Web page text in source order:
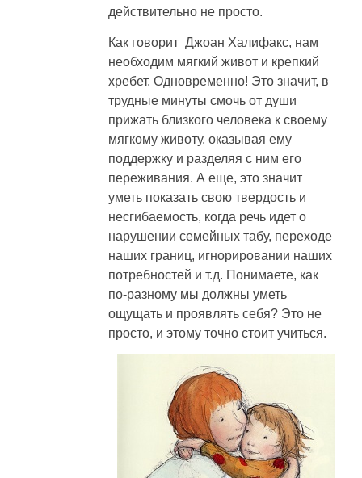
действительно не просто.
Как говорит Джоан Халифакс, нам
необходим мягкий живот и крепкий
хребет. Одновременно! Это значит, в
трудные минуты смочь от души
прижать близкого человека к своему
мягкому животу, оказывая ему
поддержку и разделяя с ним его
переживания. А еще, это значит
уметь показать свою твердость и
несгибаемость, когда речь идет о
нарушении семейных табу, переходе
наших границ, игнорировании наших
потребностей и т.д. Понимаете, как
по-разному мы должны уметь
ощущать и проявлять себя? Это не
просто, и этому точно стоит учиться.